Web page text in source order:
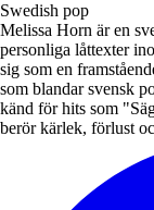
Swedish pop
Melissa Horn är en
personliga låttexter
sig som en
som blandar svensk
känd för hits som
berör kärlek, förlust